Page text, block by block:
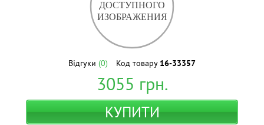
Відгуки (0) Код товару 16-33357
3055 грн.
КУПИТИ